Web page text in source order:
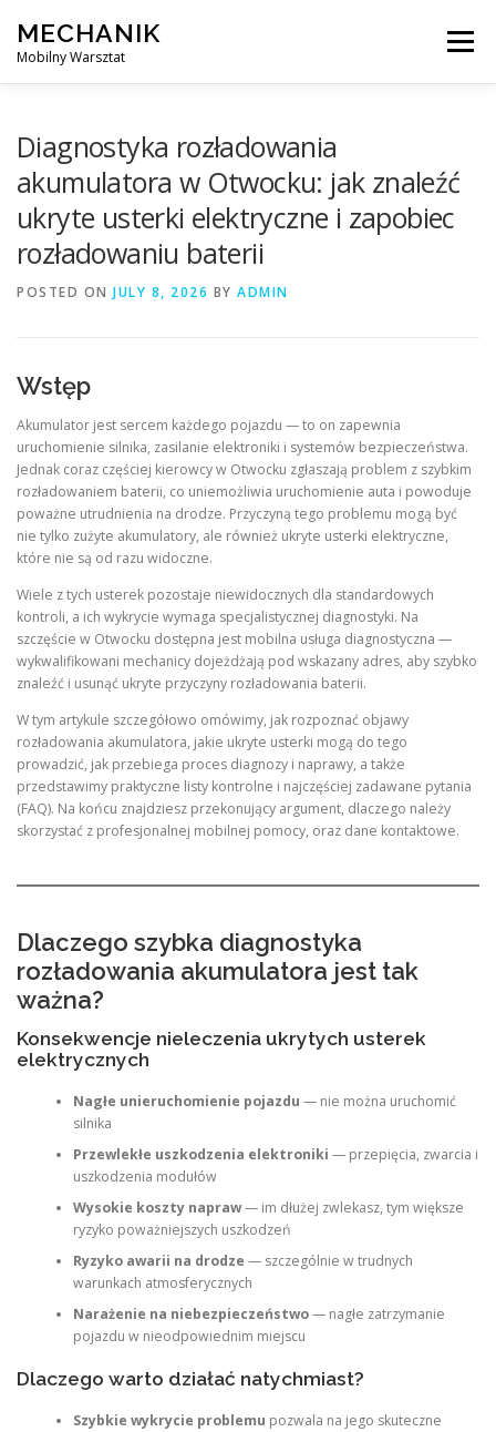
content
MECHANIK
Mobilny Warsztat
Menu
BLOG KONTAKT
Diagnostyka rozładowania
akumulatora w Otwocku: jak znaleźć
ukryte usterki elektryczne i zapobiec
rozładowaniu baterii
POSTED ON JULY 8, 2026 BY ADMIN
Wstęp
Akumulator jest sercem każdego pojazdu — to on zapewnia
uruchomienie silnika, zasilanie elektroniki i systemów bezpieczeństwa.
Jednak coraz częściej kierowcy w Otwocku zgłaszają problem z szybkim
rozładowaniem baterii, co uniemożliwia uruchomienie auta i powoduje
poważne utrudnienia na drodze. Przyczyną tego problemu mogą być
nie tylko zużyte akumulatory, ale również ukryte usterki elektryczne,
które nie są od razu widoczne.
Wiele z tych usterek pozostaje niewidocznych dla standardowych
kontroli, a ich wykrycie wymaga specjalistycznej diagnostyki. Na
szczęście w Otwocku dostępna jest mobilna usługa diagnostyczna —
wykwalifikowani mechanicy dojeżdżają pod wskazany adres, aby szybko
znaleźć i usunąć ukryte przyczyny rozładowania baterii.
W tym artykule szczegółowo omówimy, jak rozpoznać objawy
rozładowania akumulatora, jakie ukryte usterki mogą do tego
prowadzić, jak przebiega proces diagnozy i naprawy, a także
przedstawimy praktyczne listy kontrolne i najczęściej zadawane pytania
(FAQ). Na końcu znajdziesz przekonujący argument, dlaczego należy
skorzystać z profesjonalnej mobilnej pomocy, oraz dane kontaktowe.
Dlaczego szybka diagnostyka
rozładowania akumulatora jest tak
ważna?
Konsekwencje nieleczenia ukrytych usterek
elektrycznych
Nagłe unieruchomienie pojazdu — nie można uruchomić
silnika
Przewlekłe uszkodzenia elektroniki — przepięcia, zwarcia i
uszkodzenia modułów
Wysokie koszty napraw— im dłużej zwlekasz, tym większe
ryzyko poważniejszych uszkodzeń
Ryzyko awarii na drodze — szczególnie w trudnych
warunkach atmosferycznych
Narażenie na niebezpieczeństwo— nagłe zatrzymanie
pojazdu w nieodpowiednim miejscu
Dlaczego warto działać natychmiast?
Szybkie wykrycie problemu pozwala na jego skuteczne